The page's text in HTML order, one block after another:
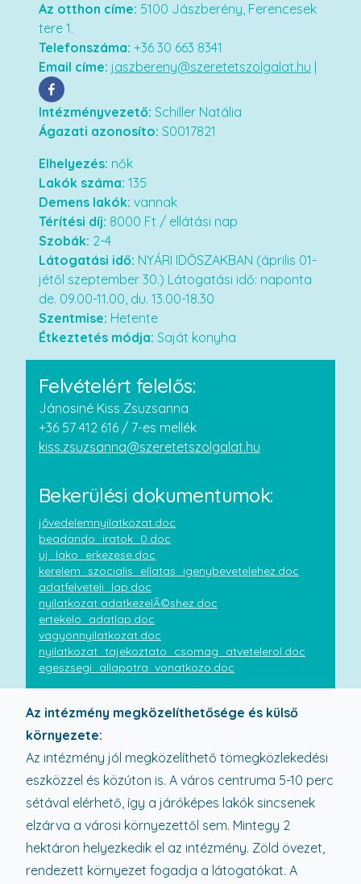
Az otthon címe: 5100 Jászberény, Ferencesek
tere 1.
Telefonszáma: +36 30 663 8341
Email címe: jaszbereny@szeretetszolgalat.hu
Intézményvezető: Schiller Natália
Ágazati azonosíto: S0017821
Elhelyezés: nők
Lakók száma: 135
Demens lakók: vannak
Térítési díj: 8000 Ft / ellátási nap
Szobák: 2-4
Látogatási idő: NYÁRI IDŐSZAKBAN (április 01-
jétől szeptember 30.) Látogatási idő: naponta
de. 09.00-11.00, du. 13.00-18.30
Szentmise: Hetente
Étkeztetés módja: Saját konyha
Felvételért felelős:
Jánosiné Kiss Zsuzsanna
+36 57 412 616 / 7-es mellék
kiss.zsuzsanna@szeretetszolgalat.hu
Bekerülési dokumentumok:
jővedelemnyilatkozat.doc
beadando_iratok_0.doc
uj_lako_erkezese.doc
kerelem_szocialis_ellatas_igenybevetelehez.doc
adatfelveteli_lap.doc
nyilatkozat adatkezelÃ©shez.doc
ertekelo_adatlap.doc
vagyonnyilatkozat.doc
nyilatkozat_tajekoztato_csomag_atvetelerol.doc
egeszsegi_allapotra_vonatkozo.doc
Az intézmény megközelíthetősége és külső
környezete:
Az intézmény jól megközelíthető tömegközlekedési
eszközzel és közúton is. A város centruma 5-10 perc
sétával elérhető, így a járóképes lakók sincsenek
elzárva a városi környezettől sem. Mintegy 2
hektáron helyezkedik el az intézmény. Zöld övezet,
rendezett környezet fogadja a látogatókat. A